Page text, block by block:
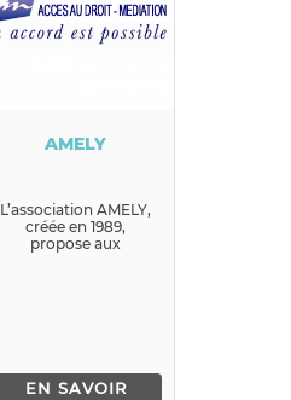
AMELY
L’association AMELY,
créée en 1989,
propose aux
EN SAVOIR